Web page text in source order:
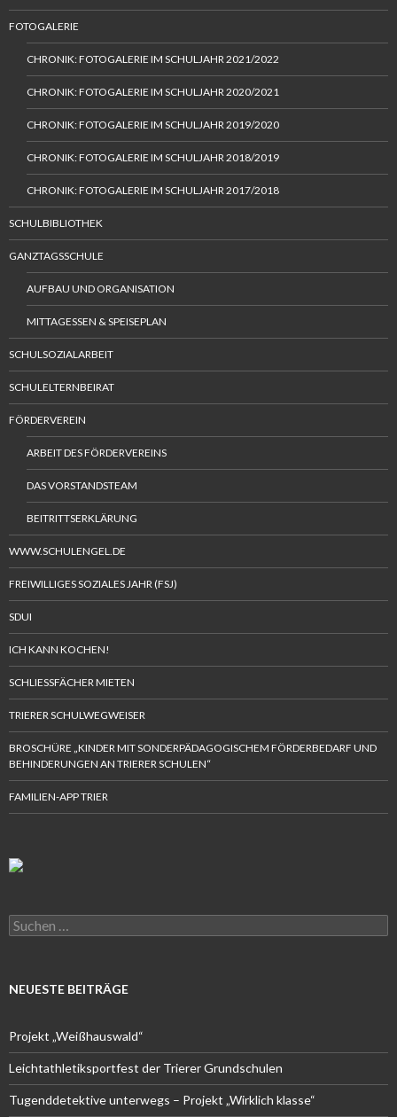
FOTOGALERIE
CHRONIK: FOTOGALERIE IM SCHULJAHR 2021/2022
CHRONIK: FOTOGALERIE IM SCHULJAHR 2020/2021
CHRONIK: FOTOGALERIE IM SCHULJAHR 2019/2020
CHRONIK: FOTOGALERIE IM SCHULJAHR 2018/2019
CHRONIK: FOTOGALERIE IM SCHULJAHR 2017/2018
SCHULBIBLIOTHEK
GANZTAGSSCHULE
AUFBAU UND ORGANISATION
MITTAGESSEN & SPEISEPLAN
SCHULSOZIALARBEIT
SCHULELTERNBEIRAT
FÖRDERVEREIN
ARBEIT DES FÖRDERVEREINS
DAS VORSTANDSTEAM
BEITRITTSERKLÄRUNG
WWW.SCHULENGEL.DE
FREIWILLIGES SOZIALES JAHR (FSJ)
SDUI
ICH KANN KOCHEN!
SCHLIESSFÄCHER MIETEN
TRIERER SCHULWEGWEISER
BROSCHÜRE „KINDER MIT SONDERPÄDAGOGISCHEM FÖRDERBEDARF UND
BEHINDERUNGEN AN TRIERER SCHULEN“
FAMILIEN-APP TRIER
Suchen
nach:
NEUESTE BEITRÄGE
Projekt „Weißhauswald“
Leichtathletiksportfest der Trierer Grundschulen
Tugenddetektive unterwegs – Projekt „Wirklich klasse“